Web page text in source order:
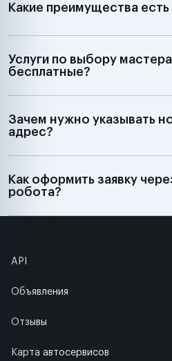
Какие преимущества есть
Услуги по выбору
бесплатные?
Зачем нужно указывать
адрес?
Как оформить заявку
робота?
API
Объявления
Отзывы
Карта автосервисов